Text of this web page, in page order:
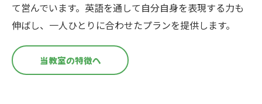
て営んでいます。英語を通して自分自身を表現する力も
伸ばし、一人ひとりに合わせたプランを提供します。
当教室の特徴へ